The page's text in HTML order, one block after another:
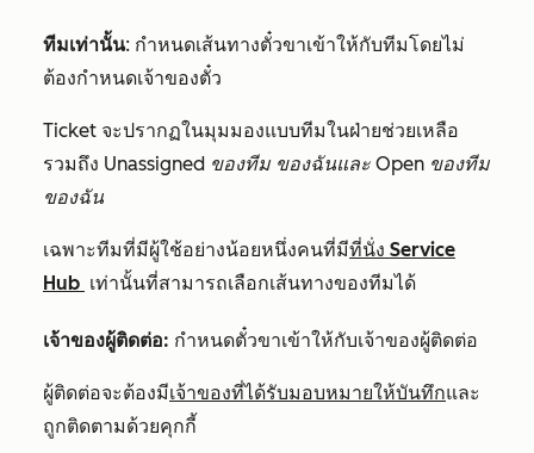
ทีมเท่านั้น: กำหนดเส้นทางตั๋วขาเข้าให้กับทีมโดยไม่
ต้องกำหนดเจ้าของตั๋ว
Ticket จะปรากฏในมุมมองแบบทีมในฝ่ายช่วยเหลือ
รวมถึง Unassigned ของทีม ของฉันและ Open ของทีม
ของฉัน
เฉพาะทีมที่มีผู้ใช้อย่างน้อยหนึ่งคนที่มีที่นั่ง Service
Hub เท่านั้นที่สามารถเลือกเส้นทางของทีมได้
เจ้าของผู้ติดต่อ: กำหนดตั๋วขาเข้าให้กับเจ้าของผู้ติดต่อ
ผู้ติดต่อจะต้องมีเจ้าของที่ได้รับมอบหมายให้บันทึกและ
ถูกติดตามด้วยคุกกี้